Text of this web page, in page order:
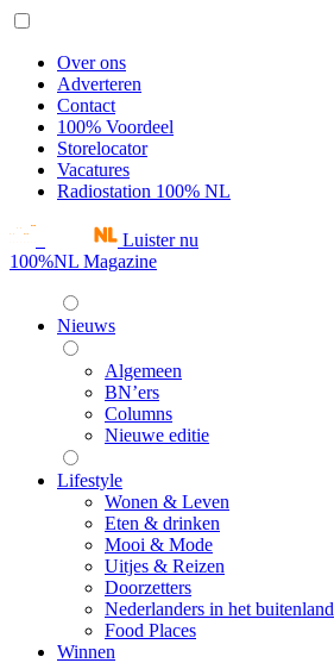
Over ons
Adverteren
Contact
100% Voordeel
Storelocator
Vacatures
Radiostation 100% NL
Luister nu
100%NL Magazine
Nieuws
Algemeen
BN’ers
Columns
Nieuwe editie
Lifestyle
Wonen & Leven
Eten & drinken
Mooi & Mode
Uitjes & Reizen
Doorzetters
Nederlanders in het buitenland
Food Places
Winnen